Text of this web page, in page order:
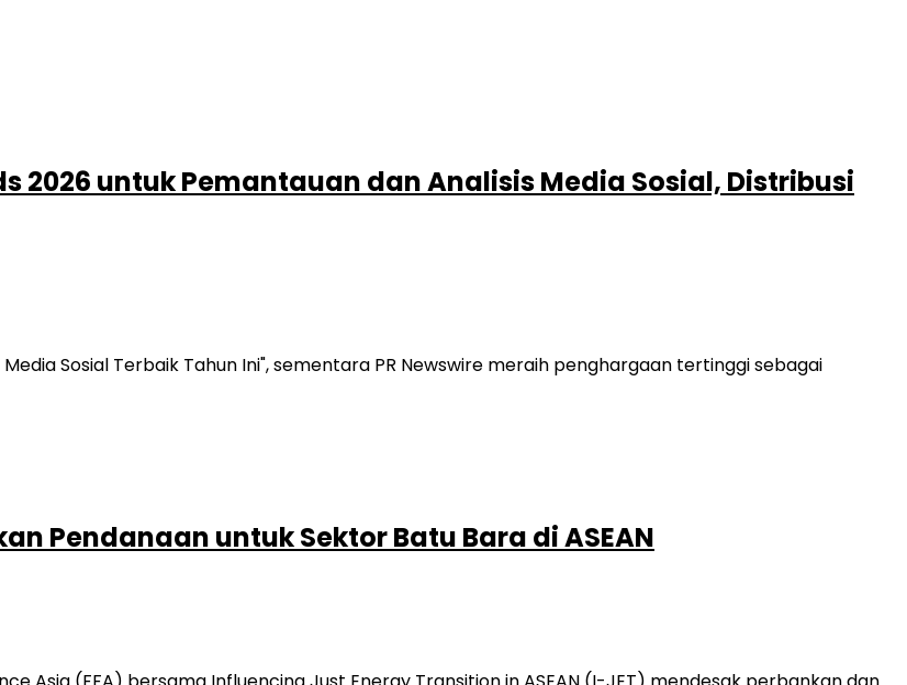
2026 untuk Pemantauan dan Analisis Media Sosial, Distribusi
Sosial Terbaik Tahun Ini", sementara PR Newswire meraih penghargaan tertinggi sebagai
Pendanaan untuk Sektor Batu Bara di ASEAN